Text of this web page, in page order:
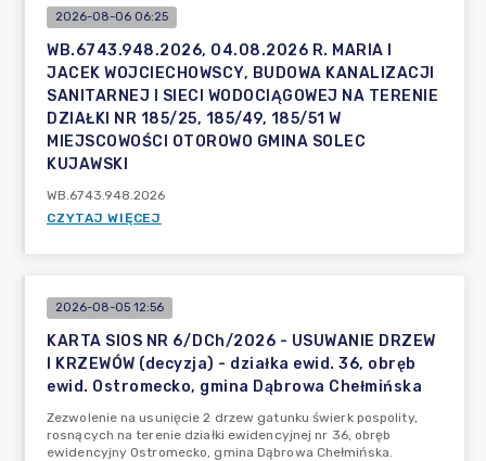
2026-08-06 06:25
WB.6743.948.2026, 04.08.2026 R. MARIA I
JACEK WOJCIECHOWSCY, BUDOWA KANALIZACJI
SANITARNEJ I SIECI WODOCIĄGOWEJ NA TERENIE
DZIAŁKI NR 185/25, 185/49, 185/51 W
MIEJSCOWOŚCI OTOROWO GMINA SOLEC
KUJAWSKI
WB.6743.948.2026
CZYTAJ WIĘCEJ
2026-08-05 12:56
KARTA SIOS NR 6/DCh/2026 - USUWANIE DRZEW
I KRZEWÓW (decyzja) - działka ewid. 36, obręb
ewid. Ostromecko, gmina Dąbrowa Chełmińska
Zezwolenie na usunięcie 2 drzew gatunku świerk pospolity,
rosnących na terenie działki ewidencyjnej nr 36, obręb
ewidencyjny Ostromecko, gmina Dąbrowa Chełmińska.